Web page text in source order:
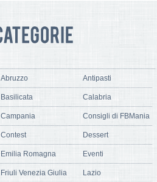
Abruzzo Antipasti
Basilicata Calabria
Campania Consigli di FBMania
Contest Dessert
Emilia Romagna Eventi
Friuli Venezia Giulia Lazio